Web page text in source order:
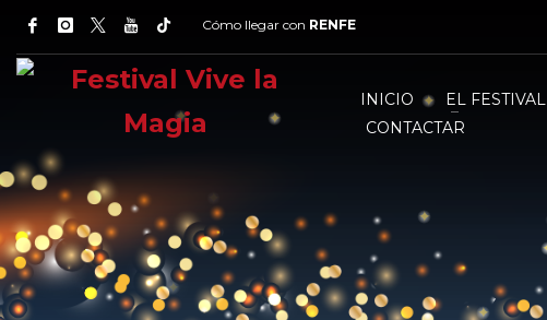
Cómo llegar con RENFE
INICIO EL FESTIVAL
CONTACTAR